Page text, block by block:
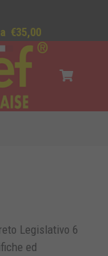
€35,00
Legislativo 6
ed